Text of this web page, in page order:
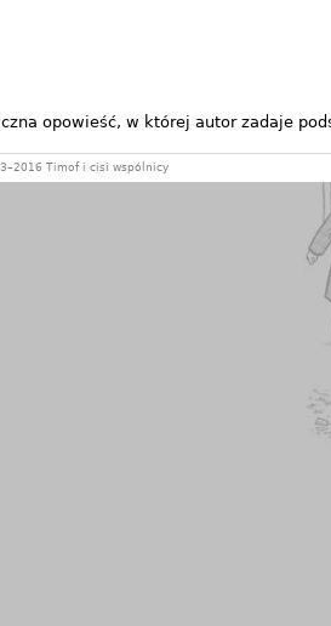
opowieść, w której autor zadaje
Timof i cisi wspólnicy